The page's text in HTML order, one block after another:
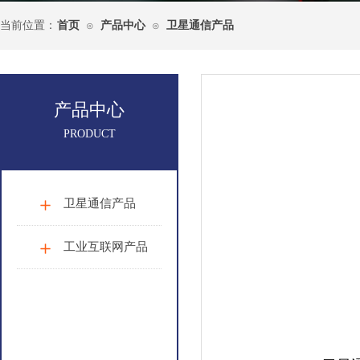
当前位置： 首页 ⊙ 产品中心 ⊙ 卫星通信产品
卫星通信产品
工业互联网产品
PRODUCT
产品中心